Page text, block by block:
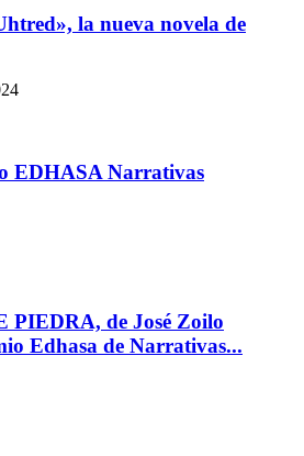
la nueva novela de
EDHASA Narrativas
PIEDRA, de José Zoilo
Edhasa de Narrativas...